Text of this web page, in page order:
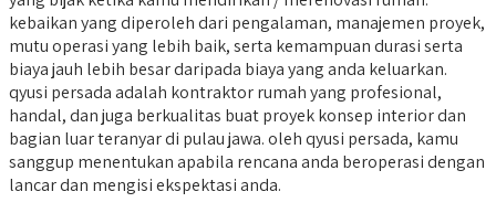
kebaikan yang diperoleh dari pengalaman, manajemen proyek,
mutu operasi yang lebih baik, serta kemampuan durasi serta
biaya jauh lebih besar daripada biaya yang anda keluarkan.
qyusi persada adalah kontraktor rumah yang profesional,
handal, dan juga berkualitas buat proyek konsep interior dan
bagian luar teranyar di pulau jawa. oleh qyusi persada, kamu
sanggup menentukan apabila rencana anda beroperasi dengan
lancar dan mengisi ekspektasi anda.